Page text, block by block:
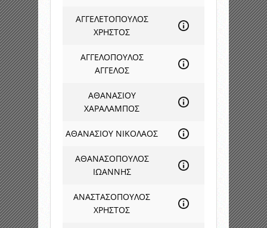
ΑΓΓΕΛΕΤΟΠΟΥΛΟΣ
ΧΡΗΣΤΟΣ
ΑΓΓΕΛΟΠΟΥΛΟΣ
ΑΓΓΕΛΟΣ
ΑΘΑΝΑΣΙΟΥ
ΧΑΡΑΛΑΜΠΟΣ
ΑΘΑΝΑΣΙΟΥ ΝΙΚΟΛΑΟΣ
ΑΘΑΝΑΣΟΠΟΥΛΟΣ
ΙΩΑΝΝΗΣ
ΑΝΑΣΤΑΣΟΠΟΥΛΟΣ
ΧΡΗΣΤΟΣ